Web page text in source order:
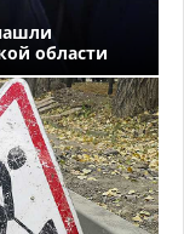
области